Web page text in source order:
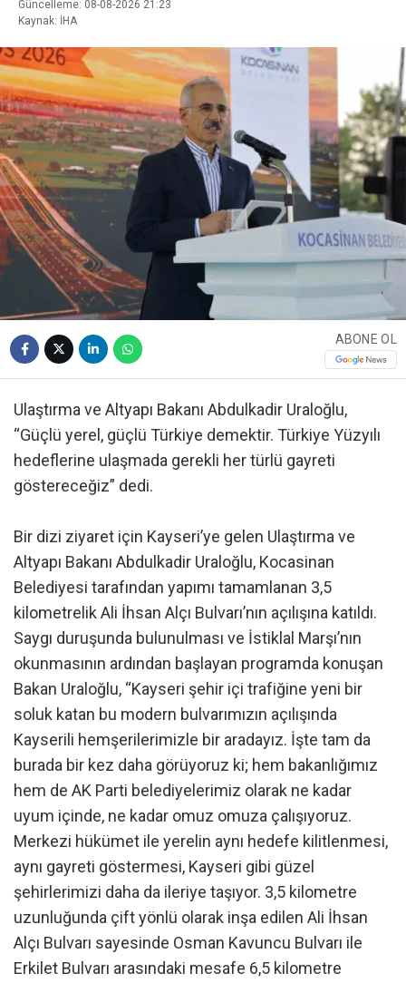
Güncelleme: 08-08-2026 21:23
Kaynak: İHA
ABONE OL
Ulaştırma ve Altyapı Bakanı Abdulkadir Uraloğlu,
“Güçlü yerel, güçlü Türkiye demektir. Türkiye Yüzyılı
hedeflerine ulaşmada gerekli her türlü gayreti
göstereceğiz” dedi.
Bir dizi ziyaret için Kayseri’ye gelen Ulaştırma ve
Altyapı Bakanı Abdulkadir Uraloğlu, Kocasinan
Belediyesi tarafından yapımı tamamlanan 3,5
kilometrelik Ali İhsan Alçı Bulvarı’nın açılışına katıldı.
Saygı duruşunda bulunulması ve İstiklal Marşı’nın
okunmasının ardından başlayan programda konuşan
Bakan Uraloğlu, “Kayseri şehir içi trafiğine yeni bir
soluk katan bu modern bulvarımızın açılışında
Kayserili hemşerilerimizle bir aradayız. İşte tam da
burada bir kez daha görüyoruz ki; hem bakanlığımız
hem de AK Parti belediyelerimiz olarak ne kadar
uyum içinde, ne kadar omuz omuza çalışıyoruz.
Merkezi hükümet ile yerelin aynı hedefe kilitlenmesi,
aynı gayreti göstermesi, Kayseri gibi güzel
şehirlerimizi daha da ileriye taşıyor. 3,5 kilometre
uzunluğunda çift yönlü olarak inşa edilen Ali İhsan
Alçı Bulvarı sayesinde Osman Kavuncu Bulvarı ile
Erkilet Bulvarı arasındaki mesafe 6,5 kilometre